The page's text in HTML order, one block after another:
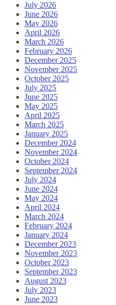
July 2026
June 2026
May 2026
April 2026
March 2026
February 2026
December 2025
November 2025
October 2025
July 2025
June 2025
May 2025
April 2025
March 2025
January 2025
December 2024
November 2024
October 2024
September 2024
July 2024
June 2024
May 2024
April 2024
March 2024
February 2024
January 2024
December 2023
November 2023
October 2023
September 2023
August 2023
July 2023
June 2023